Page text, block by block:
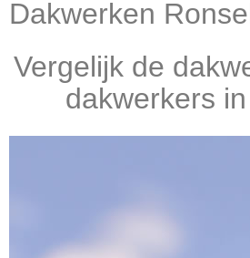
Dakwerken
Vergelijk de
dakwerkers